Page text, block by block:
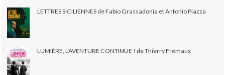
LETTRES SICILIENNES de Fabio Grassadonia et Antonio Piazza
LUMIÈRE, L'AVENTURE CONTINUE ! de Thierry Frémaux